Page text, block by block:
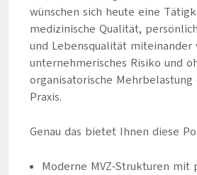
wünschen sich heute eine
medizinische Qualität,
und Lebensqualität
unternehmerisches Risiko und
organisatorische
Praxis.
Genau das bietet Ihnen diese
Moderne MVZ-Strukturen mit